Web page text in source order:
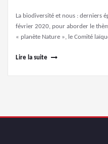
La biodiversité et nous : derniers
février 2020, pour aborder le
« planète Nature », le Comité
Lire la suite